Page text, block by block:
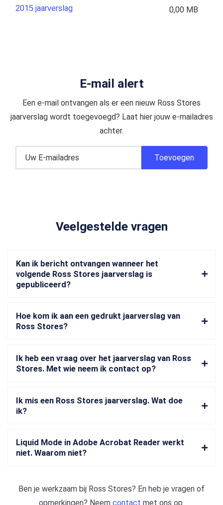
2015 jaarverslag 0,00 MB
E-mail alert
Een e-mail ontvangen als er een nieuw Ross Stores
jaarverslag wordt toegevoegd? Laat hier jouw e-mailadres
achter.
Veelgestelde vragen
Kan ik bericht ontvangen wanneer het
volgende Ross Stores jaarverslag is
gepubliceerd?
Hoe kom ik aan een gedrukt jaarverslag van
Ross Stores?
Ik heb een vraag over het jaarverslag van Ross
Stores. Met wie neem ik contact op?
Ik mis een Ross Stores jaarverslag. Wat doe
ik?
Liquid Mode in Adobe Acrobat Reader werkt
niet. Waarom niet?
Ben je werkzaam bij Ross Stores? En heb je vragen of
opmerkingen? Neem contact met ons op.